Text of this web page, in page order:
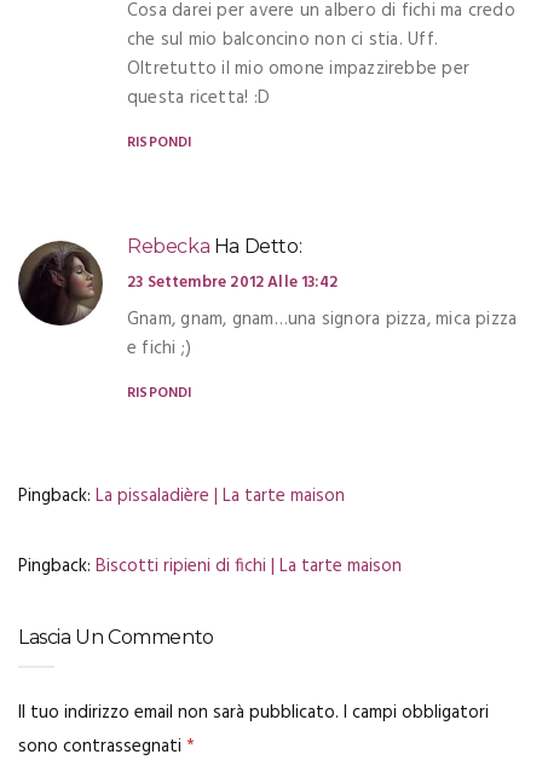
Cosa darei per avere un albero di fichi ma credo
che sul mio balconcino non ci stia. Uff.
Oltretutto il mio omone impazzirebbe per
questa ricetta! :D
RISPONDI
Rebecka Ha Detto:
23 Settembre 2012 Alle 13:42
Gnam, gnam, gnam…una signora pizza, mica pizza
e fichi ;)
RISPONDI
Pingback: La pissaladière | La tarte maison
Pingback: Biscotti ripieni di fichi | La tarte maison
Lascia Un Commento
Il tuo indirizzo email non sarà pubblicato. I campi obbligatori
sono contrassegnati *